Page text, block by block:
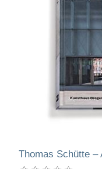
Thomas Schütte –